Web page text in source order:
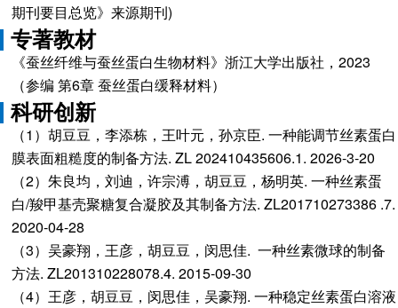
期刊要目总览》来源期刊)
专著教材
《蚕丝纤维与蚕丝蛋白生物材料》浙江大学出版社，2023
（参编 第6章 蚕丝蛋白缓释材料）
科研创新
（1）胡豆豆，李添栋，王叶元，孙京臣. 一种能调节丝素蛋白
膜表面粗糙度的制备方法. ZL 202410435606.1. 2026-3-20
（2）朱良均，刘迪，许宗溥，胡豆豆，杨明英. 一种丝素蛋
白/羧甲基壳聚糖复合凝胶及其制备方法. ZL201710273386 .7.
2020-04-28
（3）吴豪翔，王彦，胡豆豆，闵思佳. 一种丝素微球的制备
方法. ZL201310228078.4. 2015-09-30
（4）王彦，胡豆豆，闵思佳，吴豪翔. 一种稳定丝素蛋白溶液